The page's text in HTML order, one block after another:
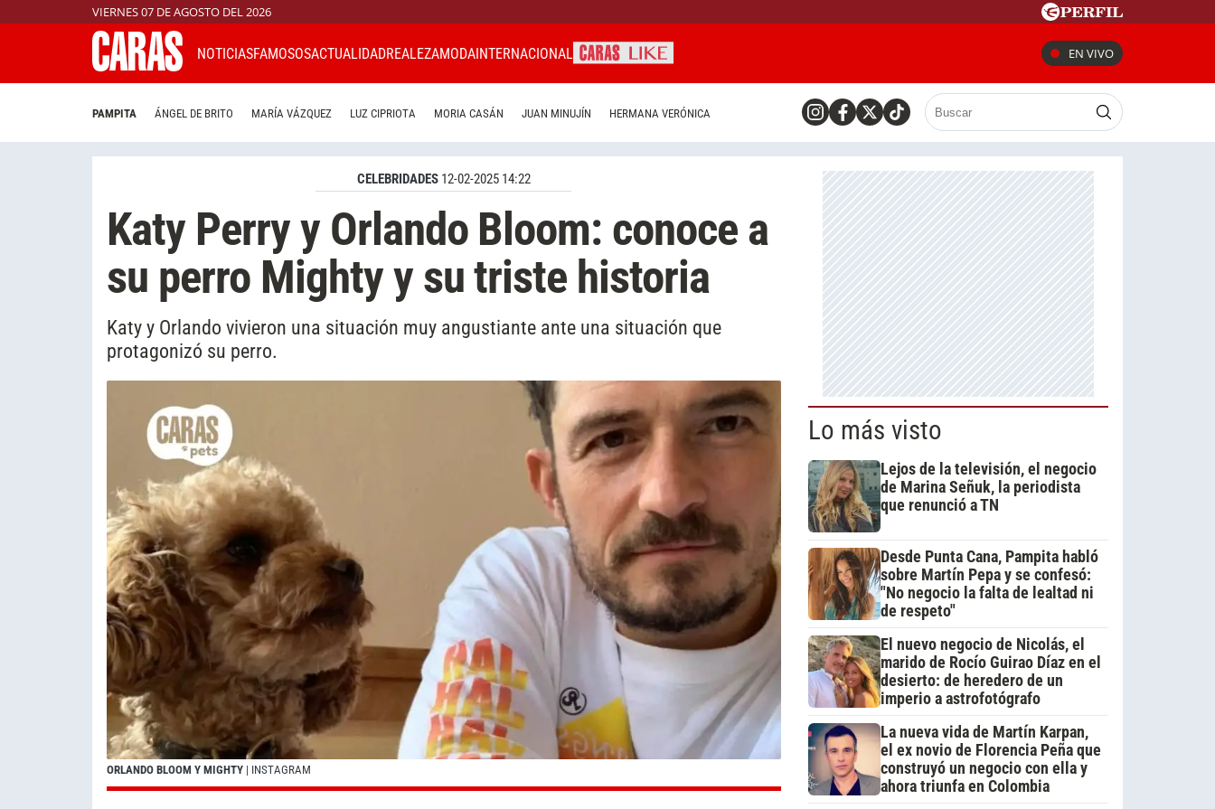
VIERNES 07 DE AGOSTO DEL 2026
NOTICIASFAMOSOSACTUALIDADREALEZAMODAINTERNACIONAL EN VIVO
PAMPITA ÁNGEL DE BRITO MARÍA VÁZQUEZ LUZ CIPRIOTA MORIA CASÁN JUAN MINUJÍN HERMANA VERÓNICA
CELEBRIDADES 12-02-2025 14:22
Katy Perry y Orlando Bloom: conoce a
su perro Mighty y su triste historia
Katy y Orlando vivieron una situación muy angustiante ante una situación que
protagonizó su perro.
ORLANDO BLOOM Y MIGHTY | INSTAGRAM
Lo más visto
Lejos de la televisión, el negocio
de Marina Señuk, la periodista
que renunció a TN
Desde Punta Cana, Pampita habló
sobre Martín Pepa y se confesó:
"No negocio la falta de lealtad ni
de respeto"
El nuevo negocio de Nicolás, el
marido de Rocío Guirao Díaz en el
desierto: de heredero de un
imperio a astrofotógrafo
La nueva vida de Martín Karpan,
el ex novio de Florencia Peña que
construyó un negocio con ella y
ahora triunfa en Colombia